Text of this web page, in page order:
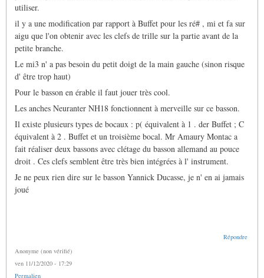
utiliser.
il y a une modification par rapport à Buffet pour les ré# , mi et fa sur
aigu que l'on obtenir avec les clefs de trille sur la partie avant de la
petite branche.
Le mi3 n' a pas besoin du petit doigt de la main gauche (sinon risque
d' être trop haut)
Pour le basson en érable il faut jouer très cool.
Les anches Neuranter NH18 fonctionnent à merveille sur ce basson.
Il existe plusieurs types de bocaux : p( équivalent à 1 . der Buffet ; C
équivalent à 2 . Buffet et un troisième bocal. Mr Amaury Montac a
fait réaliser deux bassons avec clétage du basson allemand au pouce
droit . Ces clefs semblent être très bien intégrées à l' instrument.
Je ne peux rien dire sur le basson Yannick Ducasse, je n' en ai jamais
joué
Répondre
Anonyme (non vérifié)
ven 11/12/2020 - 17:29
Permalien